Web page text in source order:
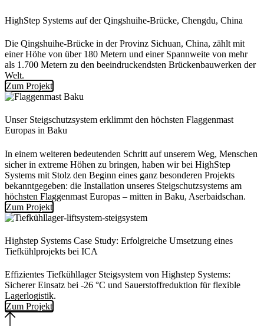
HighStep Systems auf der Qingshuihe-Brücke, Chengdu, China
Die Qingshuihe-Brücke in der Provinz Sichuan, China, zählt mit
einer Höhe von über 180 Metern und einer Spannweite von mehr
als 1.700 Metern zu den beeindruckendsten Brückenbauwerken der
Welt.
Zum Projekt
Unser Steigschutzsystem erklimmt den höchsten Flaggenmast
Europas in Baku
In einem weiteren bedeutenden Schritt auf unserem Weg, Menschen
sicher in extreme Höhen zu bringen, haben wir bei HighStep
Systems mit Stolz den Beginn eines ganz besonderen Projekts
bekanntgegeben: die Installation unseres Steigschutzsystems am
höchsten Flaggenmast Europas – mitten in Baku, Aserbaidschan.
Zum Projekt
Highstep Systems Case Study: Erfolgreiche Umsetzung eines
Tiefkühlprojekts bei ICA
Effizientes Tiefkühllager Steigsystem von Highstep Systems:
Sicherer Einsatz bei -26 °C und Sauerstoffreduktion für flexible
Lagerlogistik.
Zum Projekt